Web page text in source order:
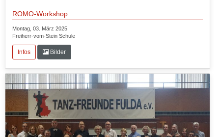
ROMO-Workshop
Montag, 03. März 2025
Freiherr-vom-Stein Schule
Infos Bilder